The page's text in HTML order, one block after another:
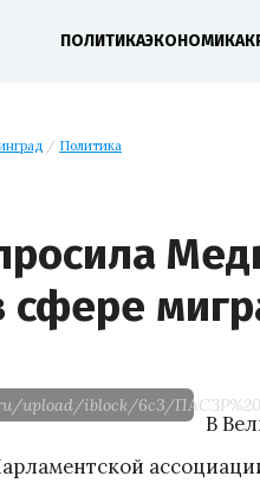
ПОЛИТИКАЭКОНОМИКА
/ Политика
сфере
upload/iblock/6c3/
В